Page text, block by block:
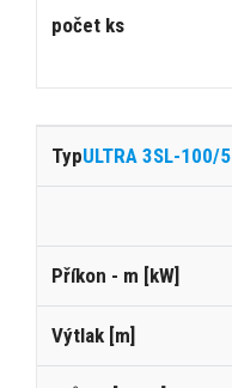
ULTRA 3SL-100/